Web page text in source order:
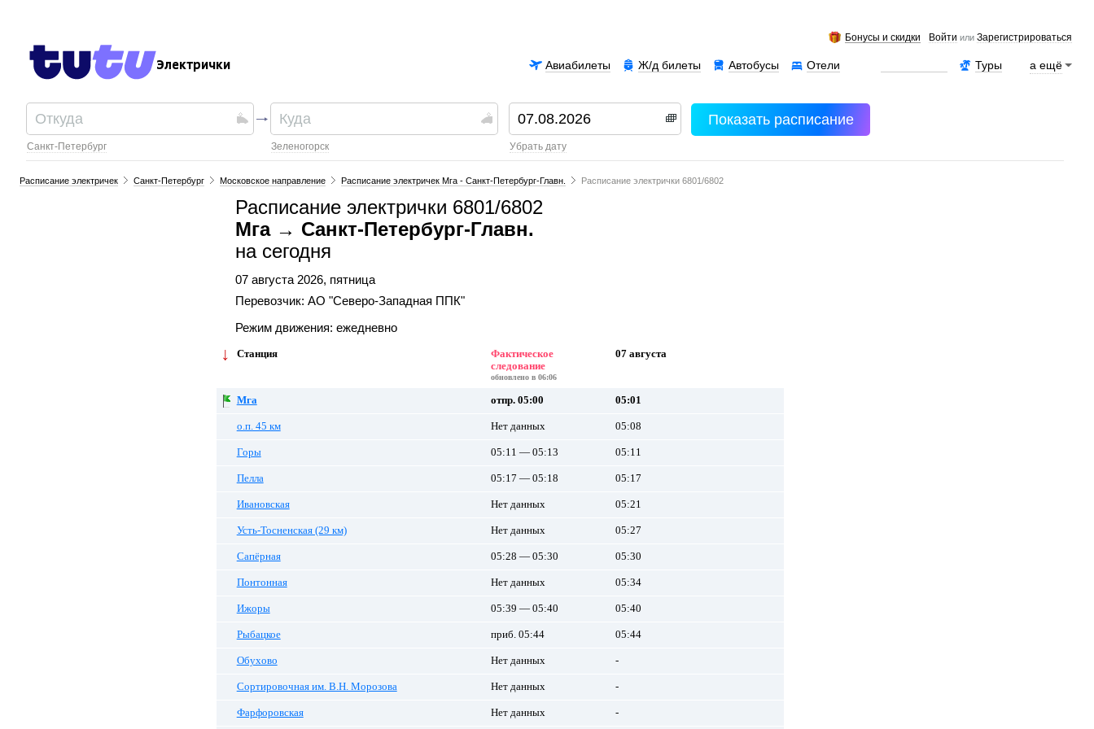
Бонусы и скидки Войти илиЗарегистрироваться
а ещё
Туры
Электрички Отели
Автобусы
Ж/д билеты
Авиабилеты
Санкт-Петербург Зеленогорск убрать дату
Показать расписание
Расписание электричек Санкт-Петербург Московское направление Расписание электричек Мга - Санкт-Петербург-Главн. Расписание электрички 6801/6802
Расписание электрички 6801/6802
Мга → Санкт-Петербург-Главн.
на сегодня
07 августа 2026, пятница
Перевозчик: АО "Северо-Западная ППК"
Режим движения: ежедневно
Станция
Фактическое
следование
обновлено в 06:06
07 августа
Мга отпр. 05:00 05:01
о.п. 45 км Нет данных 05:08
Горы 05:11 — 05:13 05:11
Пелла 05:17 — 05:18 05:17
Ивановская Нет данных 05:21
Усть-Тосненская (29 км) Нет данных 05:27
Сапёрная 05:28 — 05:30 05:30
Понтонная Нет данных 05:34
Ижоры 05:39 — 05:40 05:40
Рыбацкое приб. 05:44 05:44
Обухово Нет данных -
Сортировочная им. В.Н. Морозова Нет данных -
Фарфоровская Нет данных -